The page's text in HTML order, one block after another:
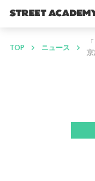
TOP keyboard_arrow_right ニュース keyboard_arrow_right